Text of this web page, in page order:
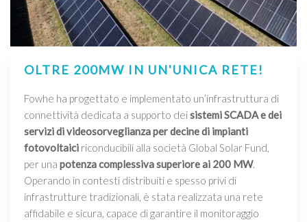
OLTRE 200MW IN UN'UNICA RETE!
Fowhe ha progettato e implementato un’infrastruttura di
connettività dedicata a supporto deisistemi SCADA e dei
servizi di videosorveglianza per decine di impianti
fotovoltaici riconducibili alla società Global Solar Fund,
per una potenza complessiva superiore ai 200 MW.
Operando in contesti distribuiti e spesso privi di
infrastrutture tradizionali, è stata realizzata una rete
affidabile e sicura, capace di garantire il monitoraggio